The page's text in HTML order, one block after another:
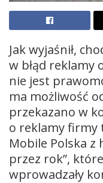
Jak wyjaśnił,
w błąd reklamy
nie jest
ma możliwość
przekazano w
o reklamy firmy
Mobile Polska z
przez rok”,
wprowadzały